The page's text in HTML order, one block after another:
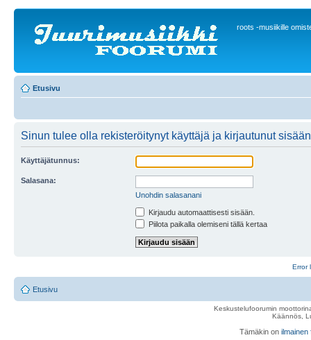
roots -musiikille
Etusivu
Sinun tulee olla rekisteröitynyt käyttäjä ja kirjautunut
Käyttäjätunnus:
Salasana:
Unohdin salasanani
Kirjaudu automaattisesti sisään.
Piilota paikalla olemiseni tällä kertaa
Error
Etusivu
Keskustelufoorumin
Käännös,
Tämäkin on ilmainen